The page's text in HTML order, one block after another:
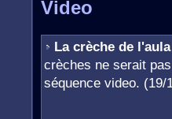
Video
La crèche de
crèches ne serait
séquence video. (19/